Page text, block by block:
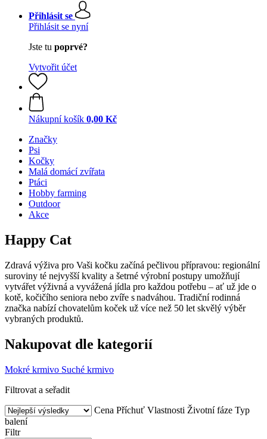
Přihlásit se
Přihlásit se nyní
Jste tu poprvé?
Vytvořit účet
Nákupní košík 0,00 Kč
Značky
Psi
Kočky
Malá domácí zvířata
Ptáci
Hobby farming
Outdoor
Akce
Happy Cat
Zdravá výživa pro Vaši kočku začíná pečlivou přípravou: regionální
suroviny té nejvyšší kvality a šetrné výrobní postupy umožňují
vytvářet výživná a vyvážená jídla pro každou potřebu – ať už jde o
kotě, kočičího seniora nebo zvíře s nadváhou. Tradiční rodinná
značka nabízí chovatelům koček už více než 50 let skvělý výběr
vybraných produktů.
Nakupovat dle kategorií
Mokré krmivo Suché krmivo
Filtrovat a seřadit
Cena Příchuť Vlastnosti Životní fáze Typ
balení
Filtr